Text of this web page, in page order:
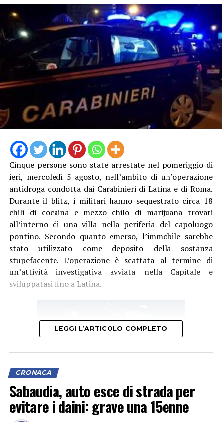
Cinque persone sono state arrestate nel pomeriggio di
ieri, mercoledì 5 agosto, nell’ambito di un’operazione
antidroga condotta dai Carabinieri di Latina e di Roma.
Durante il blitz, i militari hanno sequestrato circa 18
chili di cocaina e mezzo chilo di marijuana trovati
all’interno di una villa nella periferia del capoluogo
pontino. Secondo quanto emerso, l’immobile sarebbe
stato utilizzato come deposito della sostanza
stupefacente. L’operazione è scattata al termine di
un’attività investigativa avviata nella Capitale e
sviluppatasi fino a Latina.
LEGGI L’ARTICOLO COMPLETO
CRONACA
Sabaudia, auto esce di strada per
evitare i daini: grave una 15enne